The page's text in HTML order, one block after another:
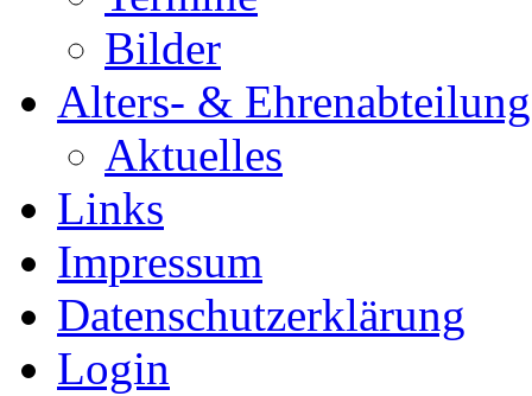
Bilder
Alters- & Ehrenabteilung
Aktuelles
Links
Impressum
Datenschutzerklärung
Login